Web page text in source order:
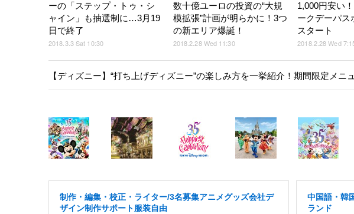
ーの「ステップ・トゥ・シ
ャイン」も抽選制に…3月19
日で終了
2018.3.3 Sat 10:30
数十億ユーロの投資の“大規
模拡張”計画が明らかに！3つ
の新エリア爆誕！
2018.2.28 Wed 11:30
1,000円安い
ークデーパス
スタート
2018.2.28 Wed
【ディズニー】“打ち上げディズニー”の楽しみ方を一挙紹介！期間限定メニ
制作・編集・校正・ライター/3名募集アニメグッズ会社デ
ザイン制作サポート服装自由
中国語・韓
ランド